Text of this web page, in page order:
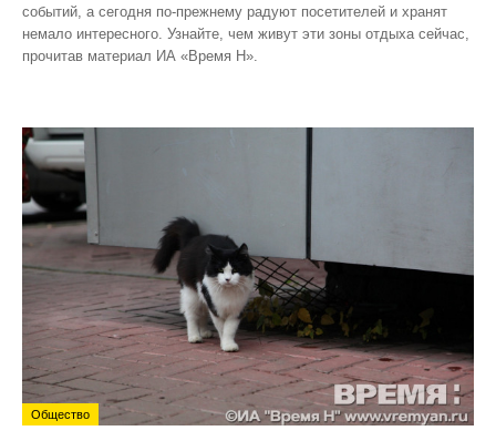
событий, а сегодня по‑прежнему радуют посетителей и хранят
немало интересного. Узнайте, чем живут эти зоны отдыха сейчас,
прочитав материал ИА «Время Н».
Общество